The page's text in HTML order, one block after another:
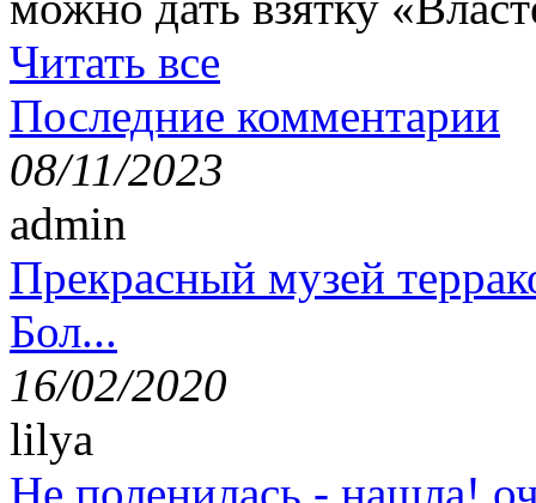
Читать все
Последние комментарии
08/11/2023
admin
Прекрасный музей
Бол...
16/02/2020
lilya
Не поленилась - нашла!